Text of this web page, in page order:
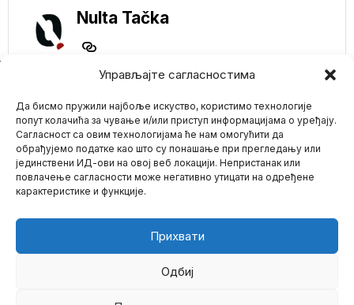
Управљајте сагласностима
Да бисмо пружили најбоље искуство, користимо технологије
попут колачића за чување и/или приступ информацијама о уређају.
Сагласност са овим технологијама ће нам омогућити да
обрађујемо податке као што су понашање при прегледању или
јединствени ИД-ови на овој веб локацији. Непристанак или
повлачење сагласности може негативно утицати на одређене
карактеристике и функције.
Прихвати
Одбиј
Nulta Tačka
Mario zna Youtube
TVRDI DA BI ZEMLJU
MOGLA UNIŠTITI
GORA STVAR OD
KORONE ZVANA
SUPERMASIVNA
CRNA RUPA
Crne rupe su područja
prostor-vreme u kojima
Ogromni problemi za
malog Makrona!
NIGER obustavio
izvoz zlata i
uranijuma za